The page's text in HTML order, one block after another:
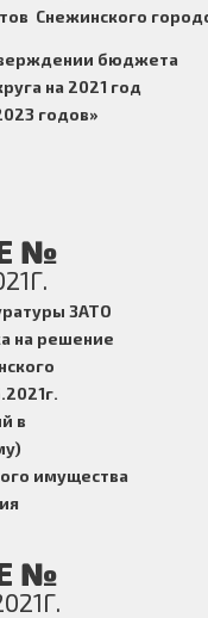
Снежинского
бюджета
на 2021 год
годов»
№
ЗАТО
на решение
в
имущества
№